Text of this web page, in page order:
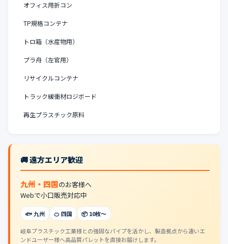
オフィス用折コン
TP規格コンテナ
トロ箱（水産物用）
プラ舟（左官用）
リサイクルコンテナ
トラック緩衝材ロジボード
再生プラスチック原料
🚚 遠方エリア歓迎
九州・四国のお客様へ
Webで小口販売対応中
🐟 九州 🍊 四国 📦 10枚〜
岐阜プラスチック工業様との強固なパイプを活かし、製造拠点から遠いエ
ンドユーザー様へ高品質パレットを直接お届けします。